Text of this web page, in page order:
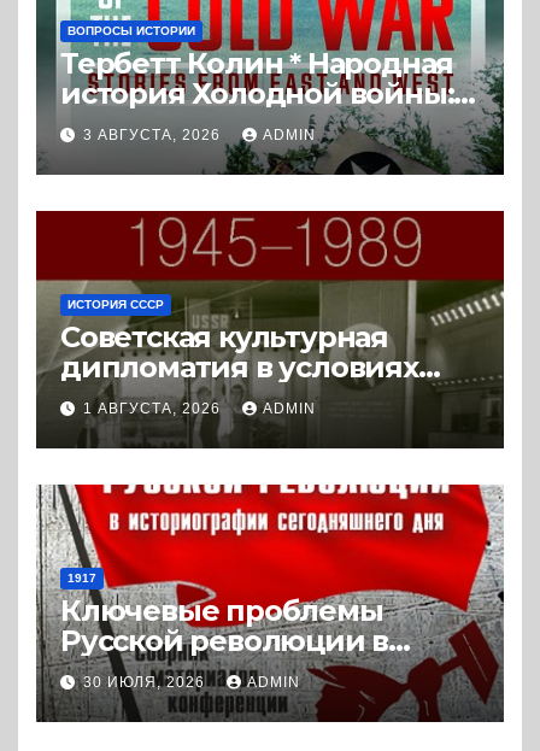
ВОПРОСЫ ИСТОРИИ
Тербетт Колин * Народная
история Холодной войны:
истории с Востока и Запада
(2023) * Реферат книги
3 АВГУСТА, 2026 ADMIN
ИСТОРИЯ СССР
Советская культурная
дипломатия в условиях
Холодной войны. 1945-1989.
(2018) * Книга
1 АВГУСТА, 2026 ADMIN
1917
Ключевые проблемы
Русской революции в
историографии
сегодняшнего дня (2024) *
Книга
30 ИЮЛЯ, 2026 ADMIN